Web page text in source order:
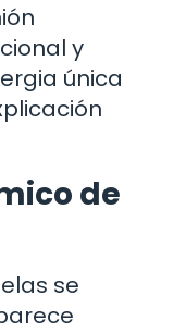
y
única
de
se